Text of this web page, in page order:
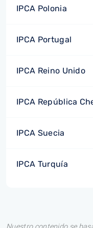
IPCA Polonia
IPCA Portugal
IPCA Reino Unido
IPCA República
IPCA Suecia
IPCA Turquía